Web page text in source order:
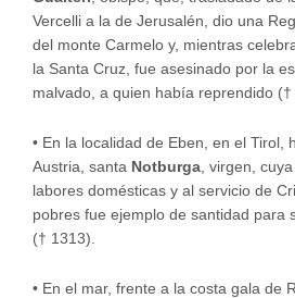
Vercelli a la de Jerusalén, dio una
del monte Carmelo y, mientras
la Santa Cruz, fue asesinado por la
malvado, a quien había reprendido (†
• En la localidad de Eben, en el Tirol,
Austria, santa Notburga , virgen,
labores domésticas y al servicio de
pobres fue ejemplo de santidad para
(† 1313).
• En el mar, frente a la costa gala de